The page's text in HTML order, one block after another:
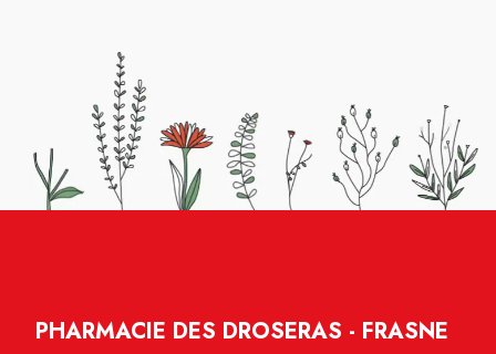
PHARMACIE DES DROSERAS - FRASNE